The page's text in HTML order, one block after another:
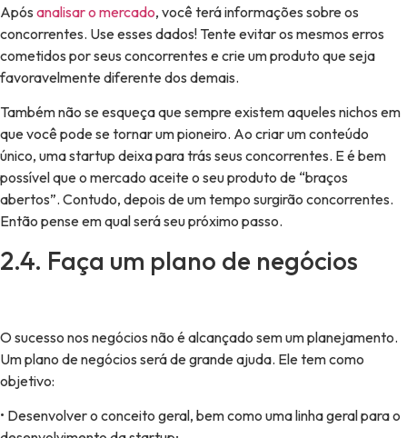
Após analisar o mercado, você terá informações sobre os
concorrentes. Use esses dados! Tente evitar os mesmos erros
cometidos por seus concorrentes e crie um produto que seja
favoravelmente diferente dos demais.
Também não se esqueça que sempre existem aqueles nichos em
que você pode se tornar um pioneiro. Ao criar um conteúdo
único, uma startup deixa para trás seus concorrentes. E é bem
possível que o mercado aceite o seu produto de “braços
abertos”. Contudo, depois de um tempo surgirão concorrentes.
Então pense em qual será seu próximo passo.
2.4. Faça um plano de negócios
O sucesso nos negócios não é alcançado sem um planejamento.
Um plano de negócios será de grande ajuda. Ele tem como
objetivo:
• Desenvolver o conceito geral, bem como uma linha geral para o